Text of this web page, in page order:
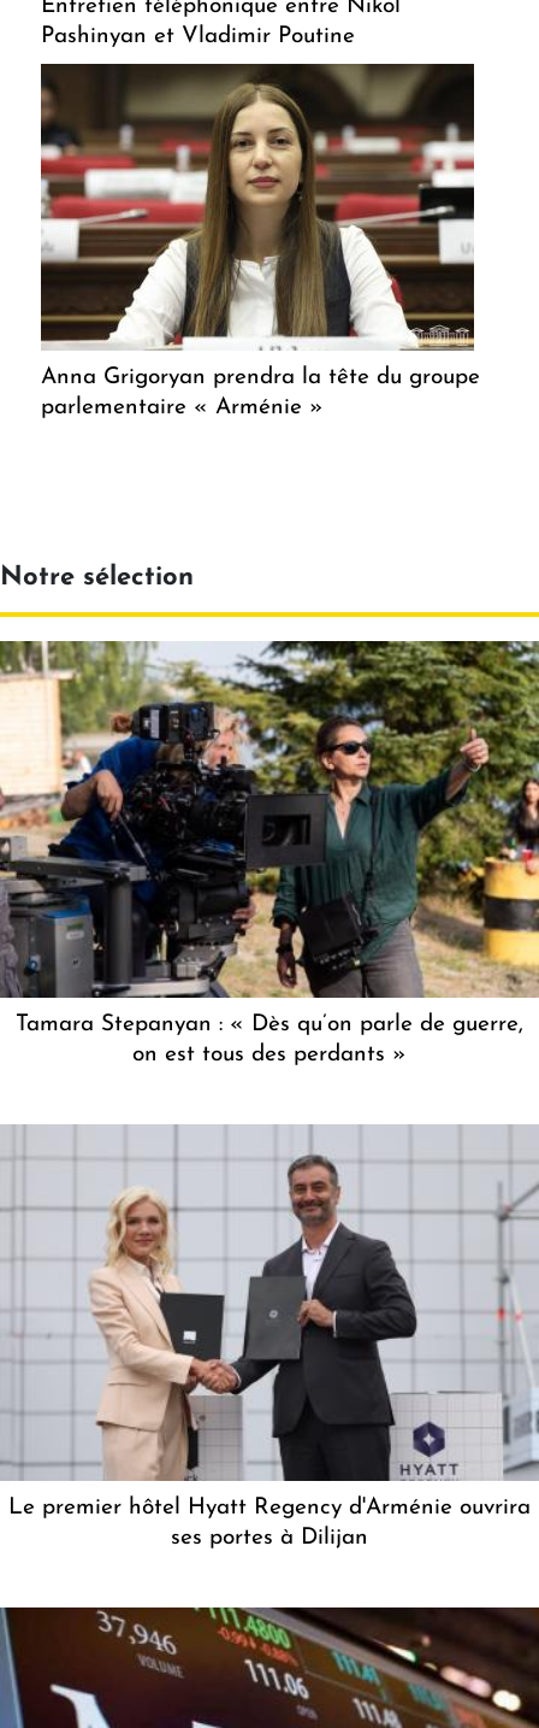
Entretien téléphonique entre Nikol
Pashinyan et Vladimir Poutine
Anna Grigoryan prendra la tête du groupe
parlementaire « Arménie »
Notre sélection
Tamara Stepanyan : « Dès qu’on parle de guerre,
on est tous des perdants »
Le premier hôtel Hyatt Regency d'Arménie ouvrira
ses portes à Dilijan